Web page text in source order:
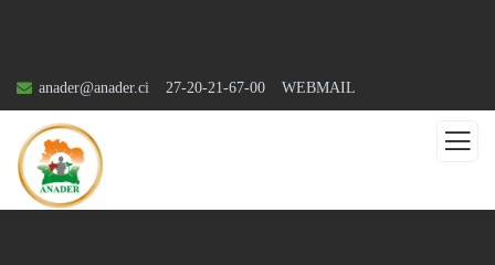
anader@anader.ci 27-20-21-67-00 WEBMAIL